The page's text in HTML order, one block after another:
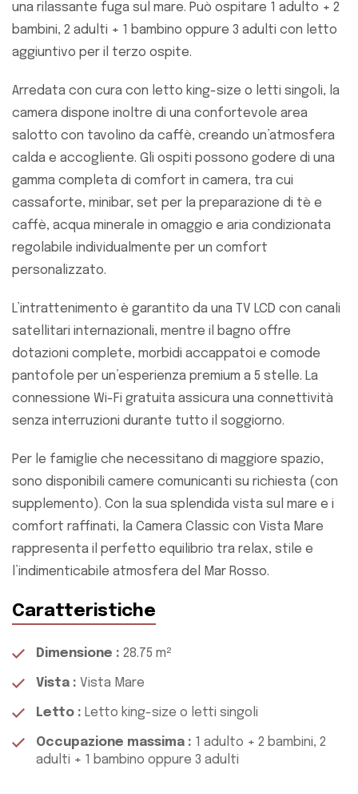
una rilassante fuga sul mare. Può ospitare 1 adulto + 2
bambini, 2 adulti + 1 bambino oppure 3 adulti con letto
aggiuntivo per il terzo ospite.
Arredata con cura con letto king-size o letti singoli, la
camera dispone inoltre di una confortevole area
salotto con tavolino da caffè, creando un’atmosfera
calda e accogliente. Gli ospiti possono godere di una
gamma completa di comfort in camera, tra cui
cassaforte, minibar, set per la preparazione di tè e
caffè, acqua minerale in omaggio e aria condizionata
regolabile individualmente per un comfort
personalizzato.
L’intrattenimento è garantito da una TV LCD con canali
satellitari internazionali, mentre il bagno offre
dotazioni complete, morbidi accappatoi e comode
pantofole per un’esperienza premium a 5 stelle. La
connessione Wi-Fi gratuita assicura una connettività
senza interruzioni durante tutto il soggiorno.
Per le famiglie che necessitano di maggiore spazio,
sono disponibili camere comunicanti su richiesta (con
supplemento). Con la sua splendida vista sul mare e i
comfort raffinati, la Camera Classic con Vista Mare
rappresenta il perfetto equilibrio tra relax, stile e
l’indimenticabile atmosfera del Mar Rosso.
Caratteristiche
Dimensione : 28.75 m²
Vista : Vista Mare
Letto : Letto king-size o letti singoli
Occupazione massima : 1 adulto + 2 bambini, 2
adulti + 1 bambino oppure 3 adulti